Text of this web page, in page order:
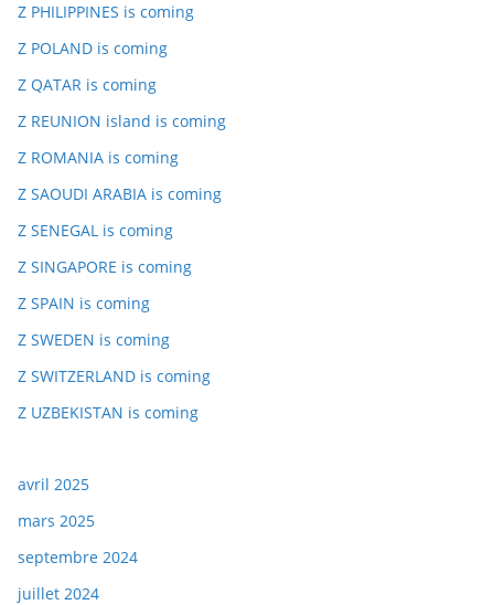
Z PHILIPPINES is coming
Z POLAND is coming
Z QATAR is coming
Z REUNION island is coming
Z ROMANIA is coming
Z SAOUDI ARABIA is coming
Z SENEGAL is coming
Z SINGAPORE is coming
Z SPAIN is coming
Z SWEDEN is coming
Z SWITZERLAND is coming
Z UZBEKISTAN is coming
avril 2025
mars 2025
septembre 2024
juillet 2024